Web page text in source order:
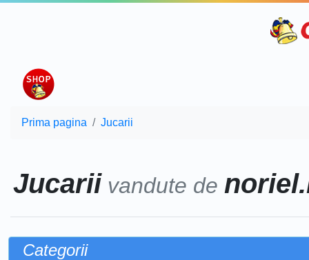
Prima pagina Jucarii
Jucariivandute de
Categorii